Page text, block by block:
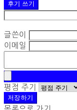
후기 쓰기
글쓴이
이메일
평점 주기
저장하기